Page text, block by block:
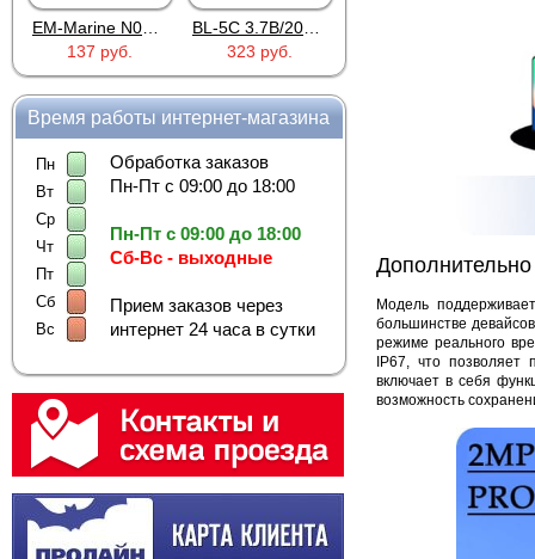
137 руб.
323 руб.
Время работы интернет-магазина
Пн
Вт
Ср
Чт
Пт
Сб
Вс
Обработка заказов
Пн-Пт с 09:00 до 18:00
Пн-Пт с 09:00 до 18:00
Сб-Вс - выходные
Прием заказов через
интернет 24 часа в сутки
Дополнительно
Модель
большинстве
режиме реального
IP67, что позволяет
включает в себя
возможность